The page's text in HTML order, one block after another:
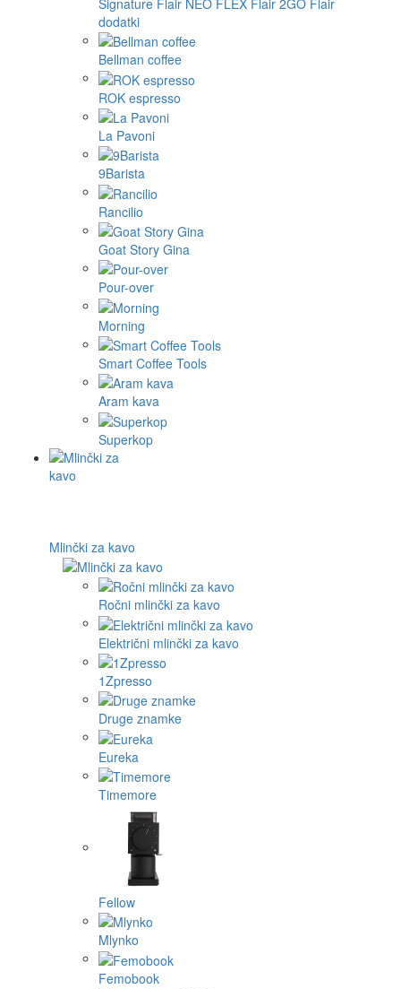
dodatki
Bellman coffee
ROK espresso
La Pavoni
9Barista
Rancilio
Goat Story Gina
Pour-over
Morning
Smart Coffee Tools
Aram kava
Superkop
Mlinčki za kavo
Ročni mlinčki za kavo
Električni mlinčki za kavo
1Zpresso
Druge znamke
Eureka
Timemore
Fellow
Mlynko
Femobook